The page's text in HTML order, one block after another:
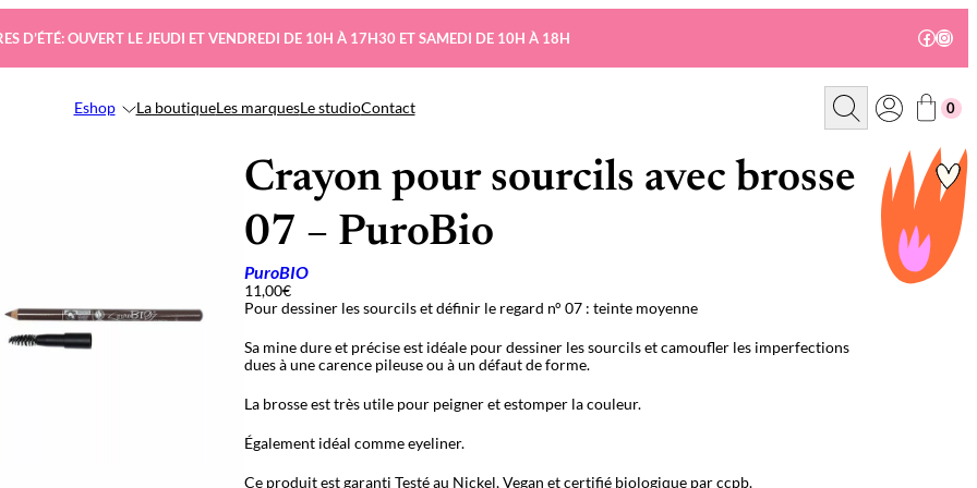
D’ÉTÉ: OUVERT LE JEUDI ET VENDREDI DE 10H À 17H30 ET SAMEDI DE 10H À 18H
Eshop La boutiqueLes marquesLe studioContact
R
c
r
0
Crayon pour sourcils avec brosse
07 – PuroBio
PuroBIO
11,00€
Pour dessiner les sourcils et définir le regard n° 07 : teinte moyenne
Sa mine dure et précise est idéale pour dessiner les sourcils et camoufler les imperfections
dues à une carence pileuse ou à un défaut de forme.
La brosse est très utile pour peigner et estomper la couleur.
Également idéal comme eyeliner.
Ce produit est garanti Testé au Nickel, Vegan et certifié biologique par ccpb.